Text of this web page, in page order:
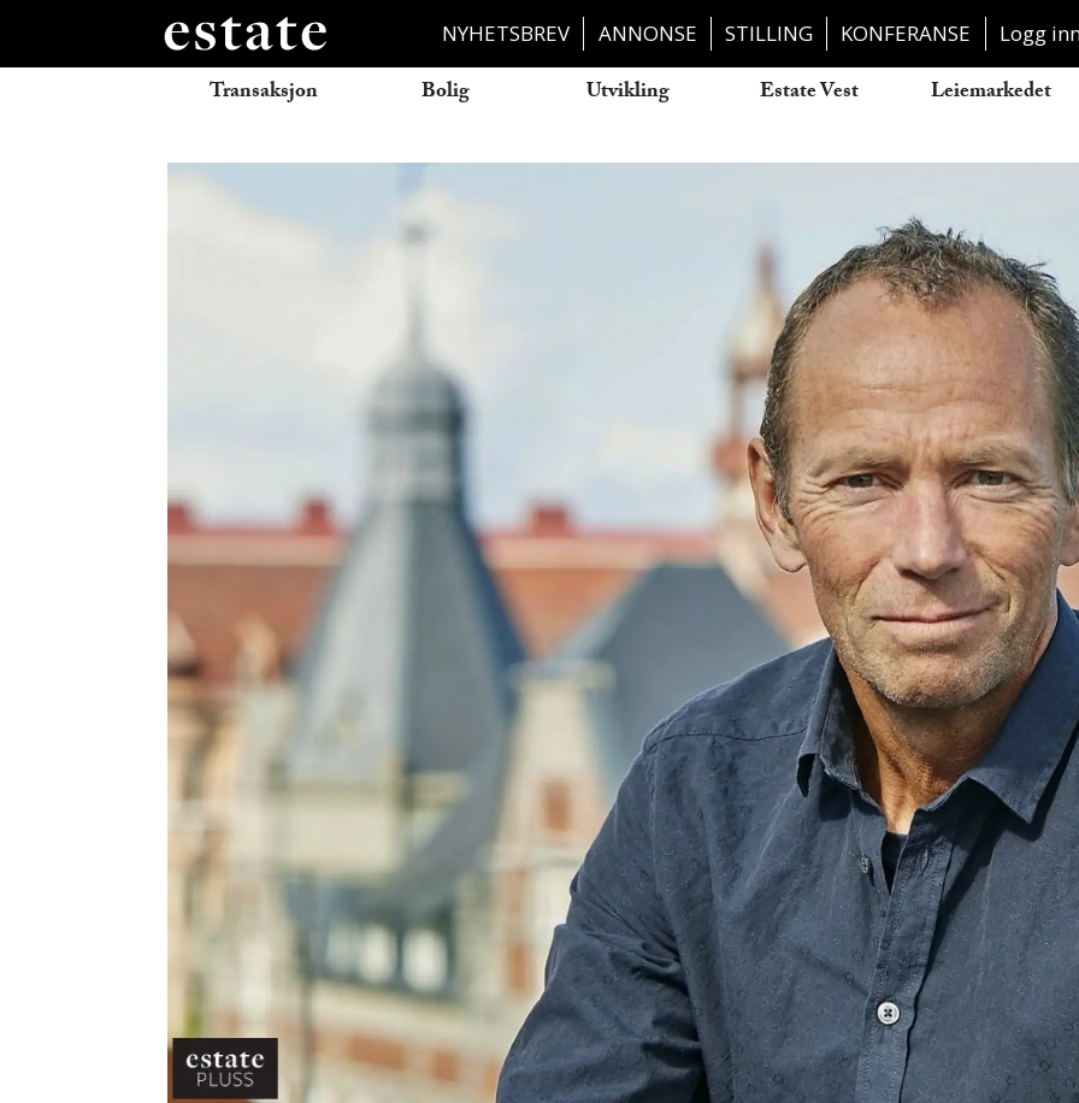
NYHETSBREV ANNONSE STILLING KONFERANSE Logg
Transaksjon Bolig Utvikling Estate Vest Leiemarkedet